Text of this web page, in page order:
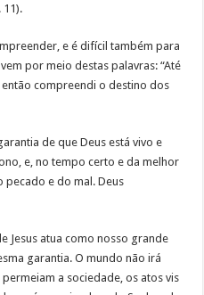
11).
e é difícil também para
por meio destas palavras: “Até
compreendi o destino dos
de que Deus está vivo e
e, no tempo certo e da melhor
e do mal. Deus
Jesus atua como nosso grande
garantia. O mundo não irá
a sociedade, os atos vis